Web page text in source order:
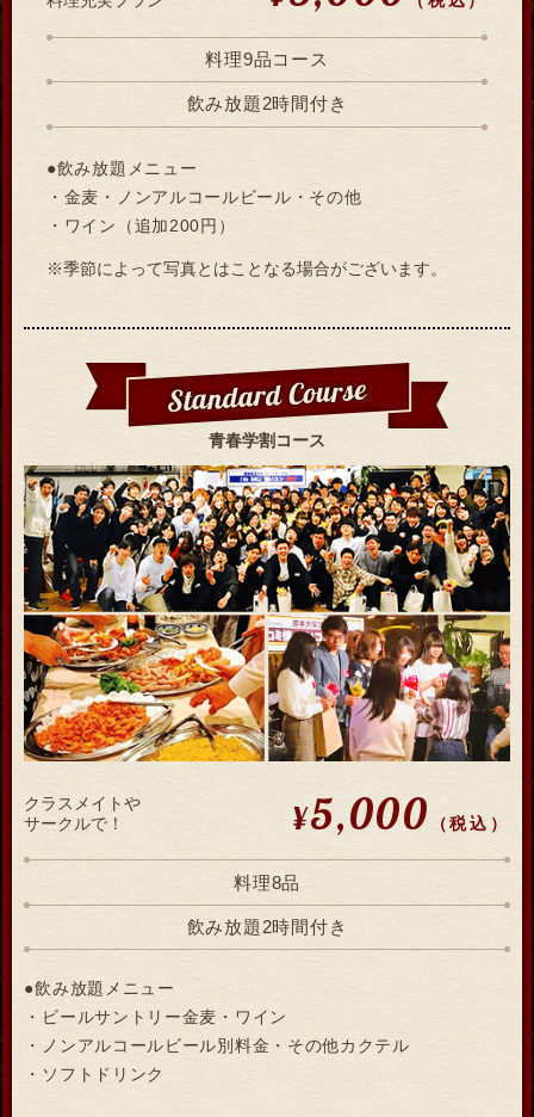
料理9品コース
飲み放題2時間付き
●飲み放題メニュー
・金麦・ノンアルコールビール・その他
・ワイン（追加200円）
※季節によって写真とはことなる場合がございます。
青春学割コース
クラスメイトや
サークルで！
¥5,000 （税込）
料理8品
飲み放題2時間付き
●飲み放題メニュー
・ビールサントリー金麦・ワイン
・ノンアルコールビール別料金・その他カクテル
・ソフトドリンク